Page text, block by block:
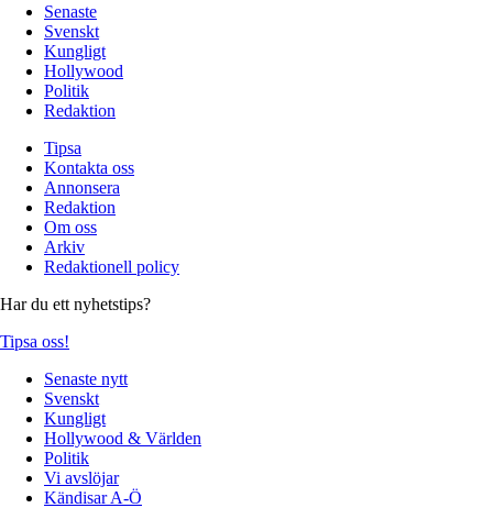
Senaste
Svenskt
Kungligt
Hollywood
Politik
Redaktion
Tipsa
Kontakta oss
Annonsera
Redaktion
Om oss
Arkiv
Redaktionell policy
Har du ett nyhetstips?
Tipsa oss!
Senaste nytt
Svenskt
Kungligt
Hollywood & Världen
Politik
Vi avslöjar
Kändisar A-Ö